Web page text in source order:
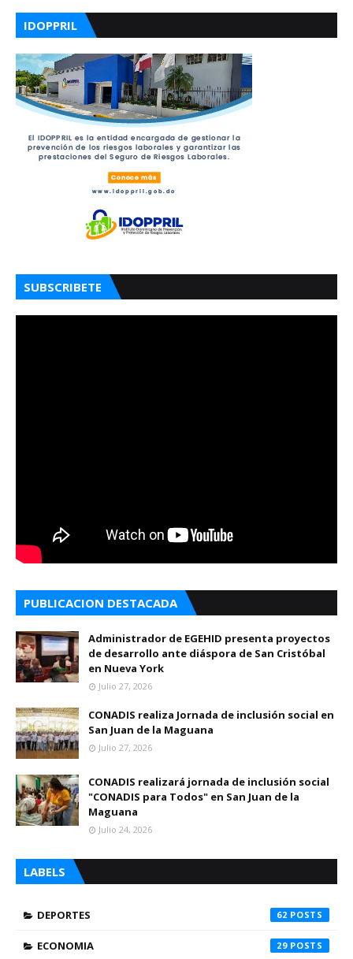
IDOPPRIL
SUBSCRIBETE
PUBLICACION DESTACADA
Administrador de EGEHID presenta proyectos
de desarrollo ante diáspora de San Cristóbal
en Nueva York
Julio 27, 2026
CONADIS realiza Jornada de inclusión social en
San Juan de la Maguana
Julio 27, 2026
CONADIS realizará jornada de inclusión social
"CONADIS para Todos" en San Juan de la
Maguana
Julio 24, 2026
LABELS
DEPORTES 62
ECONOMIA 29